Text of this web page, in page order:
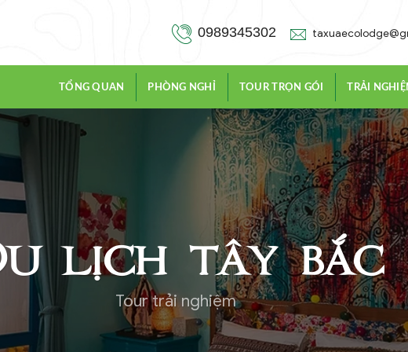
0989345302
TỔNG QUAN PHÒNG NGHỈ TOUR TRỌN GÓI TRẢI
lịch tây bắc
Tour trải nghiệm